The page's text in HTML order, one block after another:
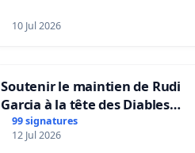
10 Jul 2026
Soutenir le maintien de Rudi
Garcia à la tête des Diables
Rouges |Teken voor het behoud
van Rudi Garcia als bondscoach
99 signatures
12 Jul 2026